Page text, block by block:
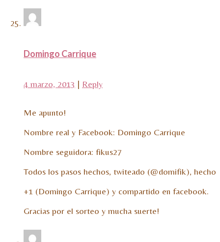
Domingo Carrique
4 marzo, 2013 | Reply
Me apunto!
Nombre real y Facebook: Domingo Carrique
Nombre seguidora: fikus27
Todos los pasos hechos, twiteado (@domifik), hecho
+1 (Domingo Carrique) y compartido en facebook.
Gracias por el sorteo y mucha suerte!